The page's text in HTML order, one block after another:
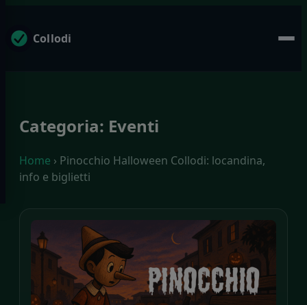
Collodi
Categoria: Eventi
Home › Pinocchio Halloween Collodi: locandina,
info e biglietti